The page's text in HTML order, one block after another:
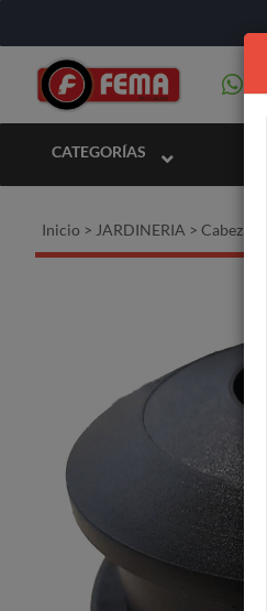
CATEGORÍAS
Inicio > JARDINERIA > Cabezales